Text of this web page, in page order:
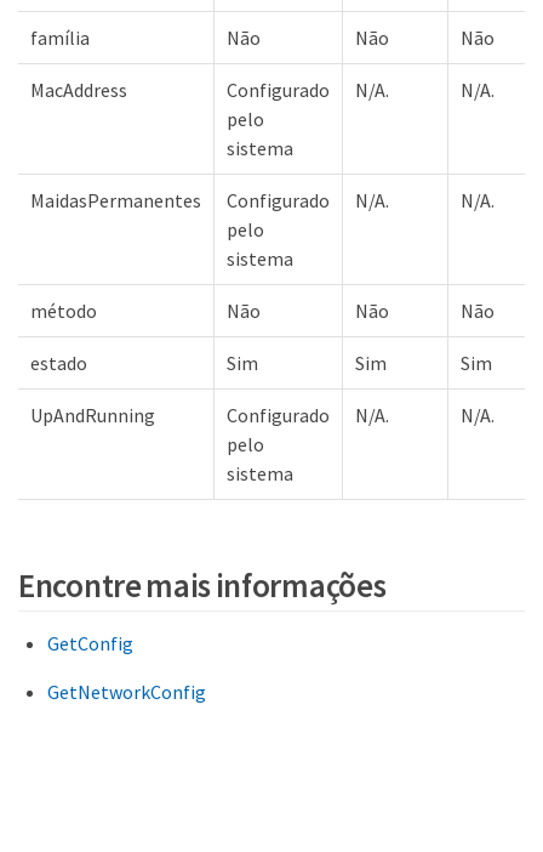
família Não Não Não
MacAddress
Configurado
pelo
sistema
N/A. N/A.
MaidasPermanentes
Configurado
pelo
sistema
N/A. N/A.
método Não Não Não
estado Sim Sim Sim
UpAndRunning
Configurado
pelo
sistema
N/A. N/A.
Encontre mais informações
GetConfig
GetNetworkConfig